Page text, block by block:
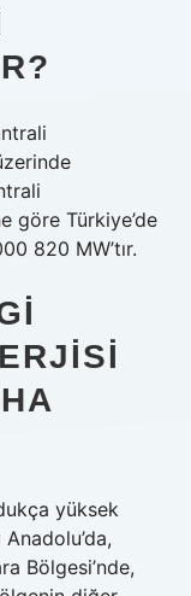
göre Türkiye’de
820 MW’tır.
yüksek
Bölgesi’nde,